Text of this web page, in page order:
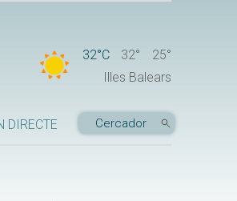
32°C 32°
25°
Illes Balears
DIRECTE